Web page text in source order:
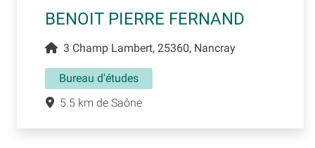
BENOIT PIERRE FERNAND
3 Champ Lambert, 25360, Nancray
Bureau d'études
5.5 km de Saône